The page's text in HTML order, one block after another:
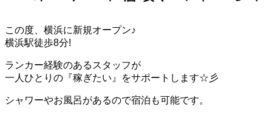
この度、横浜に新規オープン♪
横浜駅徒歩8分!
ランカー経験のあるスタッフが
一人ひとりの『稼ぎたい』をサポートします☆彡
シャワーやお風呂があるので宿泊も可能です。